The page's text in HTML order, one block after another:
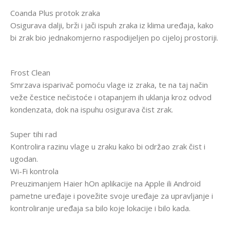
Coanda Plus protok zraka
Osigurava dalji, brži i jači ispuh zraka iz klima uređaja, kako
bi zrak bio jednakomjerno raspodijeljen po cijeloj prostoriji.
Frost Clean
Smrzava isparivač pomoću vlage iz zraka, te na taj način
veže čestice nečistoće i otapanjem ih uklanja kroz odvod
kondenzata, dok na ispuhu osigurava čist zrak.
Super tihi rad
Kontrolira razinu vlage u zraku kako bi održao zrak čist i
ugodan.
Wi-Fi kontrola
Preuzimanjem Haier hOn aplikacije na Apple ili Android
pametne uređaje i povežite svoje uređaje za upravljanje i
kontroliranje uređaja sa bilo koje lokacije i bilo kada.